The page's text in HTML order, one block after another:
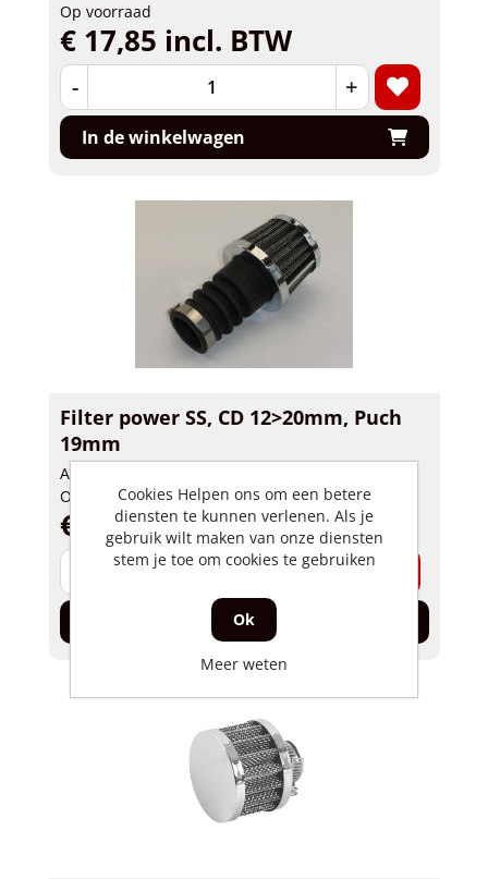
Op voorraad
€ 17,85 incl. BTW
- +
In de winkelwagen
Filter power SS, CD 12>20mm, Puch
19mm
Artikelnummer: 75885
Op voorraad
€ 8,95 incl. BTW
+
In de winkelwagen
Cookies Helpen ons om een betere
diensten te kunnen verlenen. Als je
gebruik wilt maken van onze diensten
stem je toe om cookies te gebruiken
Ok
Meer weten